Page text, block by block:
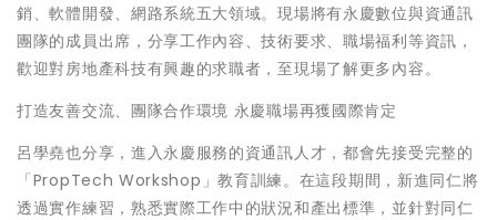
銷、軟體開發、網路系統五大領域。現場將有永慶數位與資通訊
團隊的成員出席，分享工作內容、技術要求、職場福利等資訊，
歡迎對房地產科技有興趣的求職者，至現場了解更多內容。
打造友善交流、團隊合作環境 永慶職場再獲國際肯定
呂學堯也分享，進入永慶服務的資通訊人才，都會先接受完整的
「PropTech Workshop」教育訓練。在這段期間，新進同仁將
透過實作練習，熟悉實際工作中的狀況和產出標準，並針對同仁